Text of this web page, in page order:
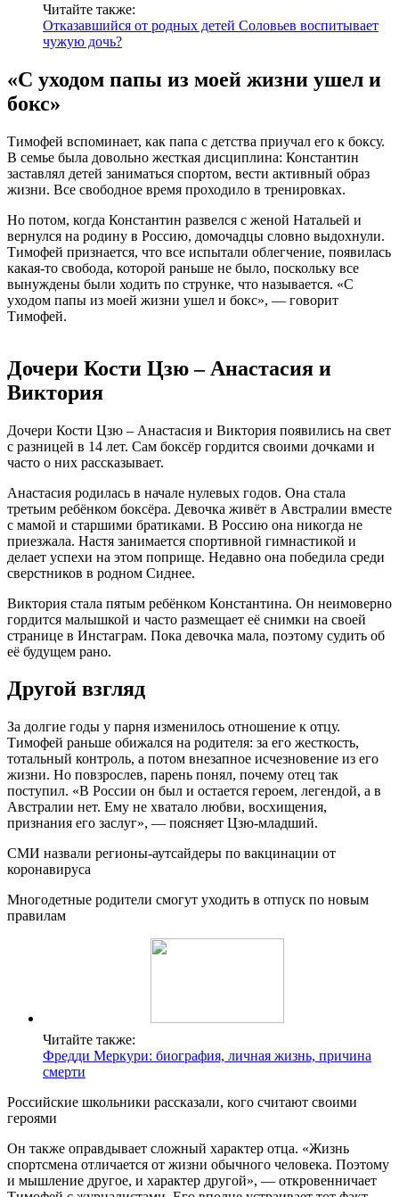
Читайте также:
Отказавшийся от родных детей Соловьев воспитывает
чужую дочь?
«С уходом папы из моей жизни ушел и
бокс»
Тимофей вспоминает, как папа с детства приучал его к боксу.
В семье была довольно жесткая дисциплина: Константин
заставлял детей заниматься спортом, вести активный образ
жизни. Все свободное время проходило в тренировках.
Но потом, когда Константин развелся с женой Натальей и
вернулся на родину в Россию, домочадцы словно выдохнули.
Тимофей признается, что все испытали облегчение, появилась
какая-то свобода, которой раньше не было, поскольку все
вынуждены были ходить по струнке, что называется. «С
уходом папы из моей жизни ушел и бокс», — говорит
Тимофей.
Дочери Кости Цзю – Анастасия и
Виктория
Дочери Кости Цзю – Анастасия и Виктория появились на свет
с разницей в 14 лет. Сам боксёр гордится своими дочками и
часто о них рассказывает.
Анастасия родилась в начале нулевых годов. Она стала
третьим ребёнком боксёра. Девочка живёт в Австралии вместе
с мамой и старшими братиками. В Россию она никогда не
приезжала. Настя занимается спортивной гимнастикой и
делает успехи на этом поприще. Недавно она победила среди
сверстников в родном Сиднее.
Виктория стала пятым ребёнком Константина. Он неимоверно
гордится малышкой и часто размещает её снимки на своей
странице в Инстаграм. Пока девочка мала, поэтому судить об
её будущем рано.
Другой взгляд
За долгие годы у парня изменилось отношение к отцу.
Тимофей раньше обижался на родителя: за его жесткость,
тотальный контроль, а потом внезапное исчезновение из его
жизни. Но повзрослев, парень понял, почему отец так
поступил. «В России он был и остается героем, легендой, а в
Австралии нет. Ему не хватало любви, восхищения,
признания его заслуг», — поясняет Цзю-младший.
СМИ назвали регионы-аутсайдеры по вакцинации от
коронавируса
Многодетные родители смогут уходить в отпуск по новым
правилам
Читайте также:
Фредди Меркури: биография, личная жизнь, причина
смерти
Российские школьники рассказали, кого считают своими
героями
Он также оправдывает сложный характер отца. «Жизнь
спортсмена отличается от жизни обычного человека. Поэтому
и мышление другое, и характер другой», — откровенничает